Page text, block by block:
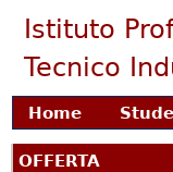
Istituto
Tecnico
principale
Home
OFFERTA